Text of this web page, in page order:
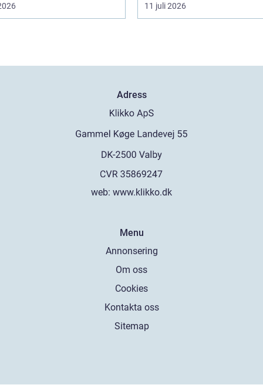
11 juli 2026
Adress
web: www.klikko.dk
Menu
Annonsering
Om oss
Cookies
Kontakta oss
Sitemap